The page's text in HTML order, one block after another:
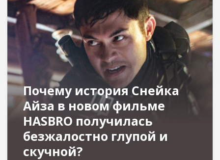
Почему история Снейка
Айза в новом фильме
HASBRO получилась
безжалостно глупой и
скучной?